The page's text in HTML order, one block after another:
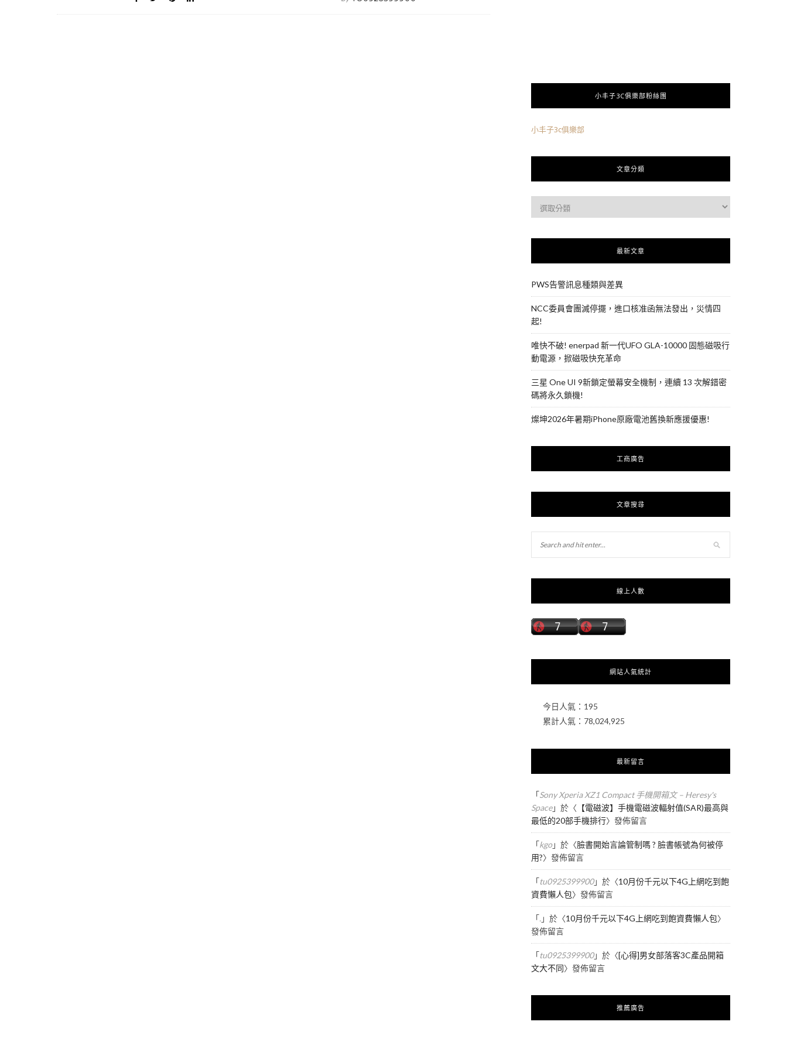
小丰子3C俱樂部粉絲團
小丰子3c俱樂部
文章分類
最新文章
PWS告警訊息種類與差異
NCC委員會團滅停擺，進口核准函無法發出，災情四
起!
唯快不破! enerpad 新一代UFO GLA-10000 固態磁吸行
動電源，掀磁吸快充革命
三星 One UI 9新鎖定螢幕安全機制，連續 13 次解錯密
碼將永久鎖機!
燦坤2026年暑期iPhone原廠電池舊換新應援優惠!
工商廣告
文章搜尋
線上人數
網站人氣統計
今日人氣： 195
累計人氣： 78,024,925
最新留言
「Sony Xperia XZ1 Compact 手機開箱文 – Heresy's
Space」於〈 【電磁波】手機電磁波輻射值(SAR)最高與
最低的20部手機排行〉發佈留言
「kgo」於〈臉書開始言論管制嗎 ? 臉書帳號為何被停
用?〉發佈留言
「tu0925399900」於〈10月份千元以下4G上網吃到飽
資費懶人包〉發佈留言
「.」於〈10月份千元以下4G上網吃到飽資費懶人包〉
發佈留言
「tu0925399900」於〈[心得]男女部落客3C產品開箱
文大不同〉發佈留言
推薦廣告